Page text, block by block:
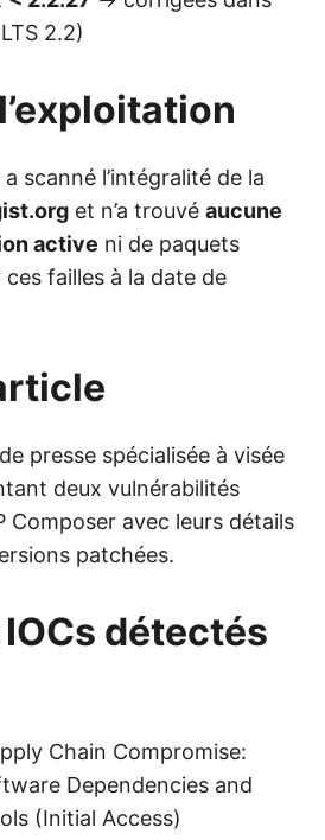
2.2)
a scanné l’intégralité de la
et n’a trouvé aucune
active ni de paquets
failles à la date de
presse spécialisée à visée
deux vulnérabilités
Composer avec leurs détails
patchées.
IOCs détectés
Chain Compromise:
Dependencies and
(Initial Access)